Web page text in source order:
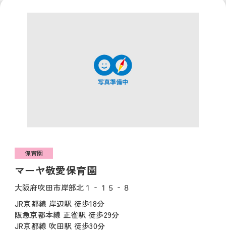
マーヤ敬愛保育園
保育園
大阪府吹田市岸部北１‐１５‐８
JR京都線 岸辺駅 徒歩18分
阪急京都本線 正雀駅 徒歩29分
JR京都線 吹田駅 徒歩30分